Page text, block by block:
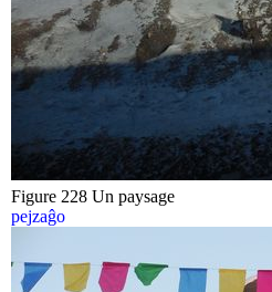
Figure 228 Un paysage
pejzaĝo